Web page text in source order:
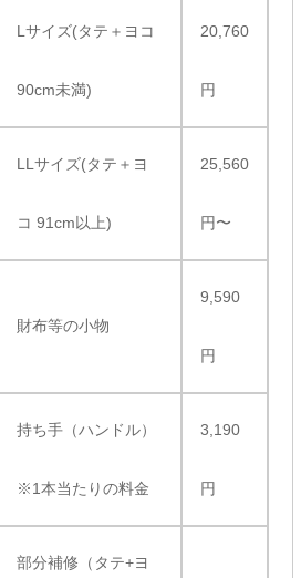
Lサイズ(タテ＋ヨコ
90cm未満)
20,760
円
LLサイズ(タテ＋ヨ
コ 91cm以上)
25,560
円〜
財布等の小物
9,590
円
持ち手（ハンドル）
※1本当たりの料金
3,190
円
部分補修（タテ+ヨ